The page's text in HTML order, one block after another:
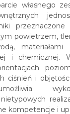
własnego
powietrzem,
i chemicznej.
ciśnień i
kompetencje i